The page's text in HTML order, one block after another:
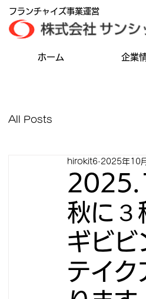
フランチャイズ事業運営
ホーム 企業
All Posts
秋に３
ギビビ
テイ
hirokit6 2025年10